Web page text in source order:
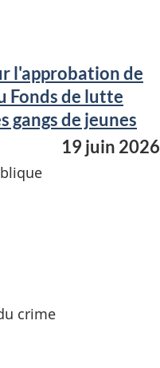
l'approbation de
Fonds de lutte
gangs de jeunes
19 juin 2026
crime